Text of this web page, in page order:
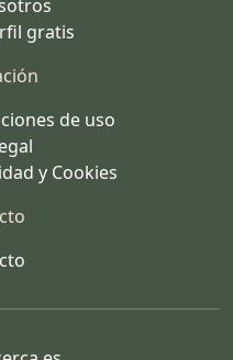
gratis
de uso
y Cookies